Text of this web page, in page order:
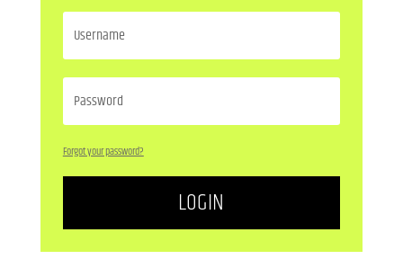
Forgot your password?
LOGIN